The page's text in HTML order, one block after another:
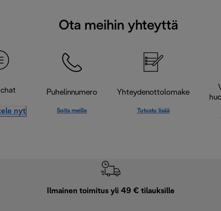
Ota meihin yhteyttä
nyt
Puhelinnumero
Soita meille
Yhteydenottolomake
Tutustu lisää
Ilmainen toimitus yli 49 € tilauksille